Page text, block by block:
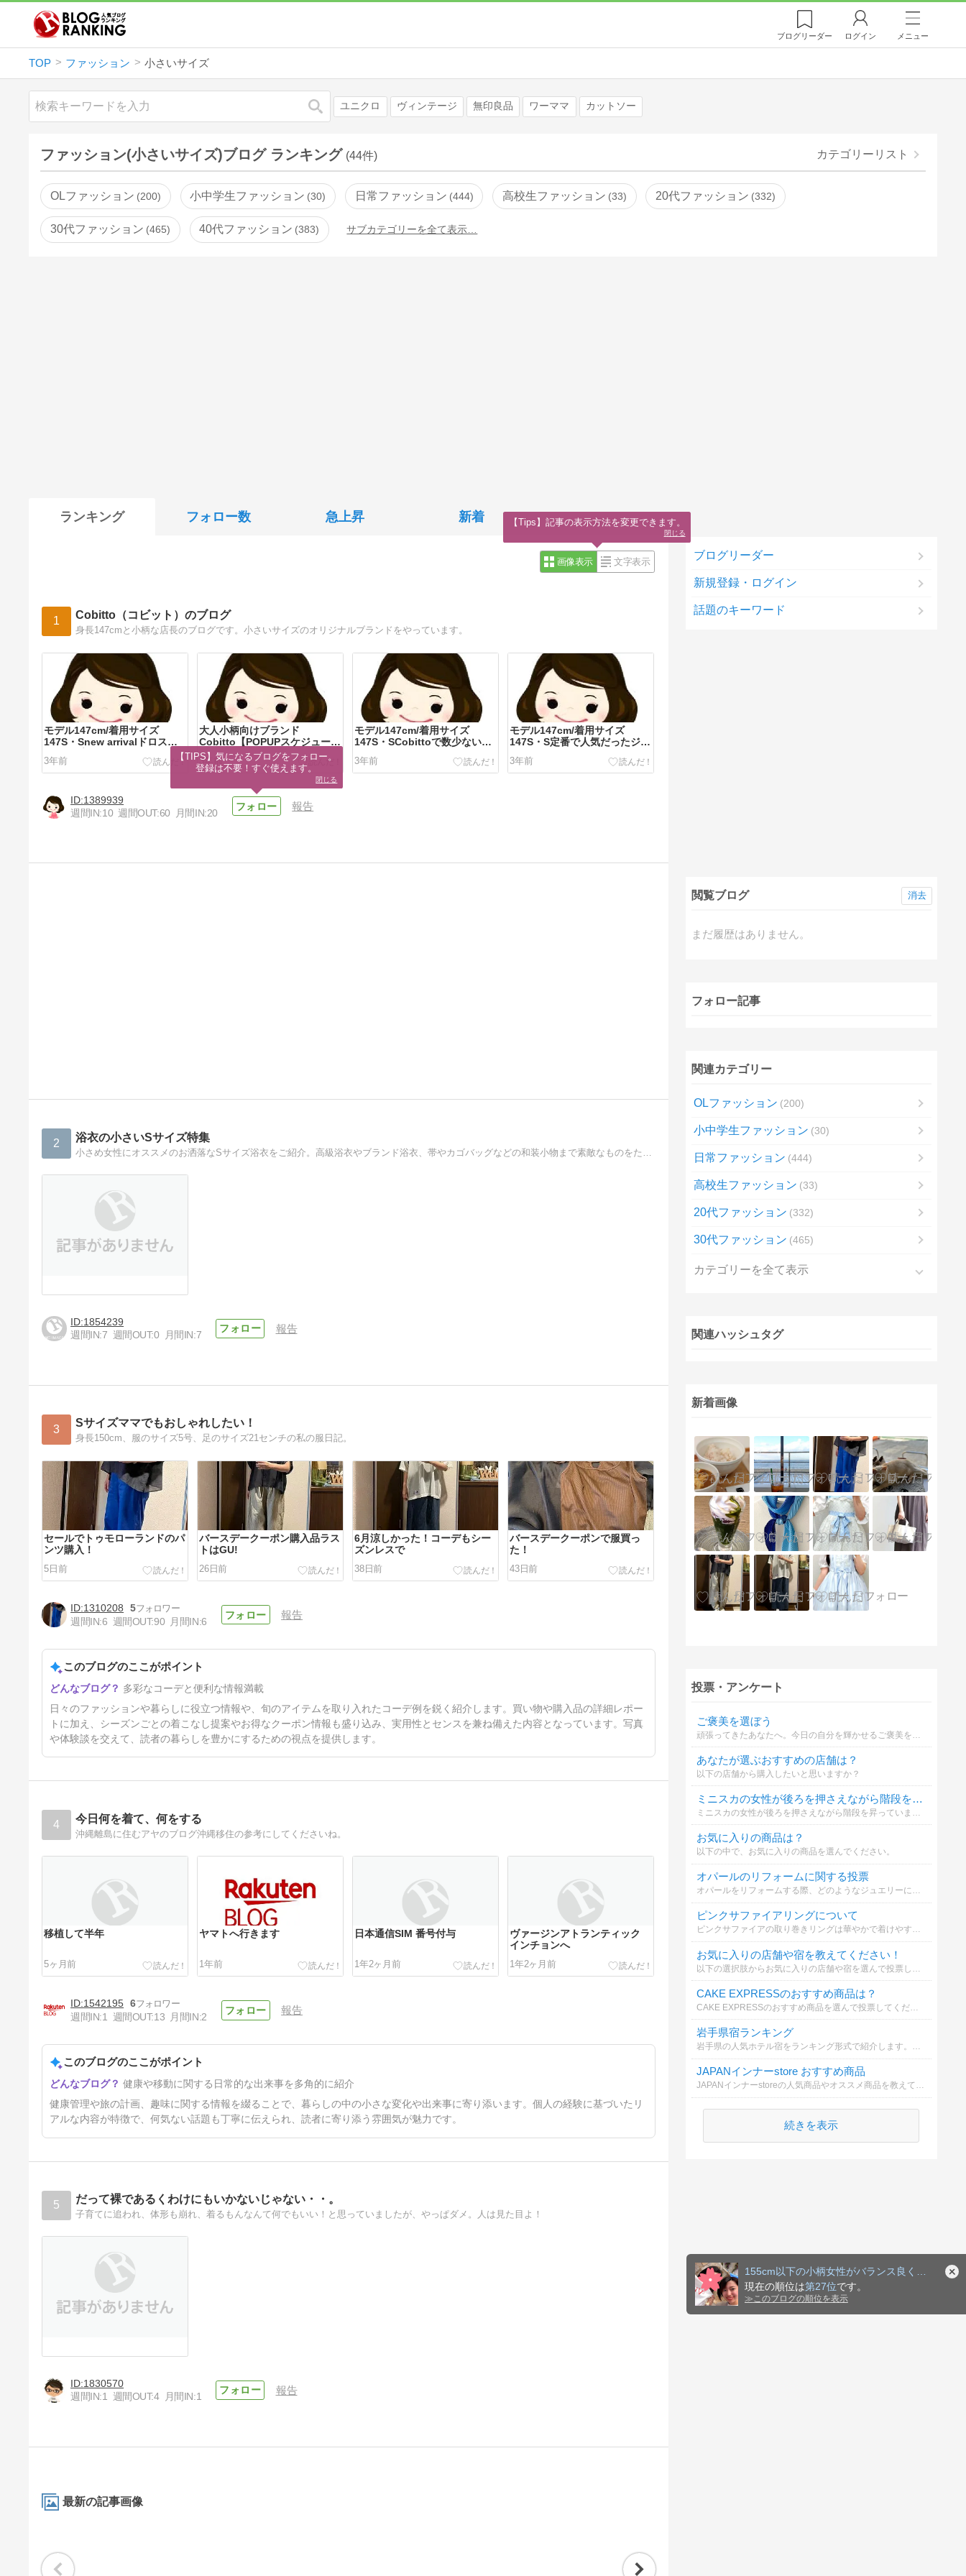
155cm以下の小柄女性がバランス良く見せるスタイリング術
現在の順位は第27位です。
≫ このブログの順位を表示
ブログリーダー ログイン メニュー
TOP ファッション 小さいサイズ
検索 ユニクロ ヴィンテージ 無印良品 ワーママ カットソー
ファッション(小さいサイズ)ブログ ランキング (44件) カテゴリーリスト
OLファッション 200 小中学生ファッション 30 日常ファッション 444 高校生ファッション 33 20代ファッション 332
30代ファッション 465 40代ファッション 383 サブカテゴリーを全て表示…
ランキング フォロー数 急上昇 新着
画像表示 文字表示
1 Cobitto（コビット）のブログ
身長147cmと小柄な店長のブログです。小さいサイズのオリジナルブランドをやっています。
モデル147cm/着用サイズ
147S・Snew arrivalドロスト
3年前
大人小柄向けブランド
Cobitto【POPUPスケジュール
(4月〜6月)】東京 ...
3年前
モデル147cm/着用サイズ
147S・SCobittoで数少ないジ
3年前
モデル147cm/着用サイズ
147S・S定番で人気だったジャ
3年前
1389939
週間IN:10 週間OUT:60 月間IN:20
報告
2 浴衣の小さいSサイズ特集
1854239
週間IN:7 週間OUT:0 月間IN:7
報告
3 Sサイズママでもおしゃれしたい！
身長150cm、服のサイズ5号、足のサイズ21センチの私の服日記。
セールでトゥモローランドのパ
ンツ購入！
5日前
バースデークーポン購入品ラス
トはGU!
26日前
6月涼しかった！コーデもシー
ズンレスで
38日前
バースデークーポンで服買っ
た！
43日前
6月誕生月！バースデークーポ
ンまとめ
58日前
1310208
5
週間IN:6 週間OUT:90 月間IN:6
報告
このブログのここがポイント
多彩なコーデと便利な情報満載
日々のファッションや暮らしに役立つ情報や、旬のアイテムを取り入れたコーデ例を鋭く紹介します。買い物や購入品の詳細レポー
トに加え、シーズンごとの着こなし提案やお得なクーポン情報も盛り込み、実用性とセンスを兼ね備えた内容となっています。写真
や体験談を交えて、読者の暮らしを豊かにするための視点を提供します。
4 今日何を着て、何をする
沖縄離島に住むアヤのブログ沖縄移住の参考にしてくださいね。
移植して半年
5ヶ月前
ヤマトへ行きます
1年前
日本通信SIM 番号付与
1年2ヶ月前
ヴァージンアトランティック
インチョンへ
1年2ヶ月前
ヴァージンアトランティック
インチョンへ
1年3ヶ月前
1542195 6
週間IN:1 週間OUT:13 月間IN:2
報告
このブログのここがポイント
健康や移動に関する日常的な出来事を多角的に紹介
健康管理や旅の計画、趣味に関する情報を綴ることで、暮らしの中の小さな変化や出来事に寄り添います。個人の経験に基づいたリ
アルな内容が特徴で、何気ない話題も丁寧に伝えられ、読者に寄り添う雰囲気が魅力です。
5 だって裸であるくわけにもいかないじゃない・・。
子育てに追われ、体形も崩れ、着るもんなんて何でもいい！と思っていましたが、やっぱダメ。人は見た目よ！
1830570
週間IN:1 週間OUT:4 月間IN:1
報告
最新の記事画像
ブログリーダー
新規登録・ログイン
話題のキーワード
閲覧ブログ
まだ履歴はありません。
消去
フォロー記事
関連カテゴリー
OLファッション 200
小中学生ファッション 30
日常ファッション 444
高校生ファッション 33
20代ファッション 332
30代ファッション 465
カテゴリーを全て表示
関連ハッシュタグ
新着画像
投票・アンケート
ご褒美を選ぼう
あなたが選ぶおすすめの店舗は？
以下の店舗から購入したいと思いますか？
ミニスカの女性が後ろを押さえながら階段を昇っていた。あなたはどう思う？
ミニスカの女性が後ろを押さえながら階段を昇っていました。このような光景を見た場合、あなたはどのように思いますか？まあ、その女性にもそれなりの事情があると思いますが。
お気に入りの商品は？
以下の中で、お気に入りの商品を選んでください。
オパールのリフォームに関する投票
オパールをリフォームする際、どのようなジュエリーにするか選択してください
ピンクサファイアリングについて
ピンクサファイアの取り巻きリングは華やかで着けやすい。春のイベントにぴったり。リング枠のリフォームも可能。ご希望に合わせたカスタマイズも可能ですか？
お気に入りの店舗や宿を教えてください！
CAKE EXPRESSのおすすめ商品は？
CAKE EXPRESSのおすすめ商品を選んで投票してください！
岩手県宿ランキング
岩手県の人気ホテル宿をランキング形式で紹介します。おすすめの宿選びに参考にしてみてください！
JAPANインナーstore おすすめ商品
JAPANインナーstoreの人気商品やオススメ商品を教えてください！
続きを表示
【TIPS】気になるブログをフォロー。
登録は不要！すぐ使えます。
閉じる
【Tips】記事の表示方法を変更できます。
閉じる